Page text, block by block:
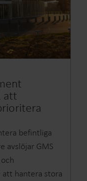
att
befintliga
avslöjar GMS
att hantera stora